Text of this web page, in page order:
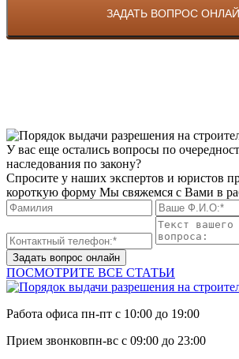
У вас еще остались вопросы по
наследования по закону?
Спросите у наших экспертов и юристов
короткую форму Мы свяжемся с Вами в
Задать вопрос онлайн
ПОСМОТРИТЕ ВСЕ СТАТЬИ
Работа офиса пн-пт с 10:00 до 19:00
Прием звонковпн-вс с 09:00 до 23:00